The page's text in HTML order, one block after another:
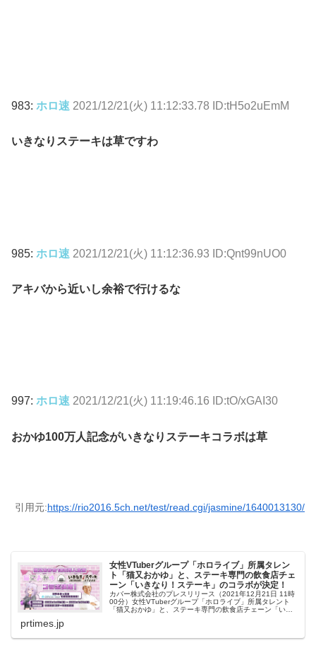
983: ホロ速 2021/12/21(火) 11:12:33.78 ID:tH5o2uEmM
いきなりステーキは草ですわ
985: ホロ速 2021/12/21(火) 11:12:36.93 ID:Qnt99nUO0
アキバから近いし余裕で行けるな
997: ホロ速 2021/12/21(火) 11:19:46.16 ID:tO/xGAI30
おかゆ100万人記念がいきなりステーキコラボは草
引用元:https://rio2016.5ch.net/test/read.cgi/jasmine/1640013130/
女性VTuberグループ「ホロライブ」所属タレン
ト「猫又おかゆ」と、ステーキ専門の飲食店チェ
ーン「いきなり！ステーキ」のコラボが決定！
カバー株式会社のプレスリリース（2021年12月21日 11時
00分）女性VTuberグループ「ホロライブ」所属タレント
「猫又おかゆ」と、ステーキ専門の飲食店チェーン「いき
prtimes.jp